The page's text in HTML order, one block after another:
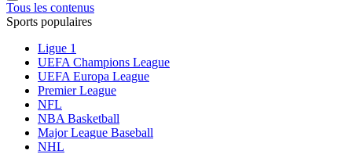
Tous les contenus
Sports populaires
Ligue 1
UEFA Champions League
UEFA Europa League
Premier League
NFL
NBA Basketball
Major League Baseball
NHL